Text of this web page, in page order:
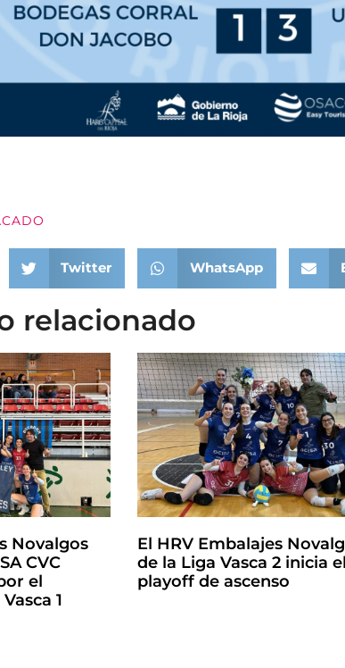
Twitter WhatsApp
relacionado
Novalgos
CVC
el
1
El HRV Embalajes
de la Liga Vasca 2 inicia el
playoff de ascenso